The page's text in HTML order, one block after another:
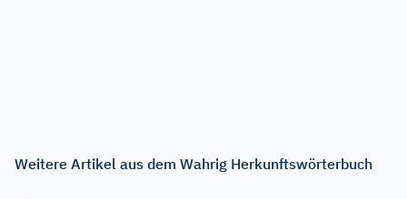
Weitere Artikel aus dem Wahrig Herkunftswörterbuch